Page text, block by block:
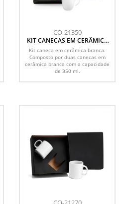
CO-21350
KIT CANECAS EM CERÂMICA
BRANCA - 350ML
Kit caneca em cerâmica branca.
Composto por duas canecas em
cerâmica branca com a capacidade
de 350 ml.